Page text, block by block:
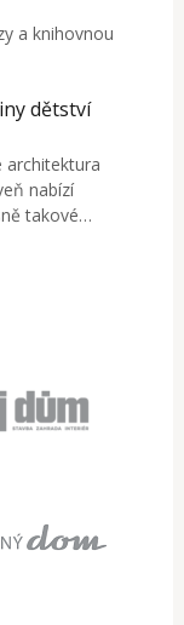
a knihovnou
dětství
architektura
nabízí
takové…